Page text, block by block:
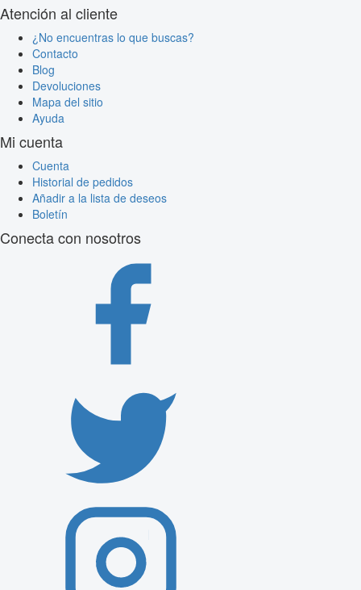
Atención al cliente
¿No encuentras lo que buscas?
Contacto
Blog
Devoluciones
Mapa del sitio
Ayuda
Mi cuenta
Cuenta
Historial de pedidos
Añadir a la lista de deseos
Boletín
Conecta con nosotros